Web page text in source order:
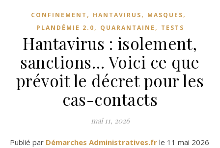
CONFINEMENT , HANTAVIRUS, MASQUES,
PLANDÉMIE 2.0, QUARANTAINE , TESTS
Hantavirus : isolement,
sanctions… Voici ce que
prévoit le décret pour les
cas-contacts
mai 11, 2026
Publié par Démarches Administratives.fr le 11 mai 2026